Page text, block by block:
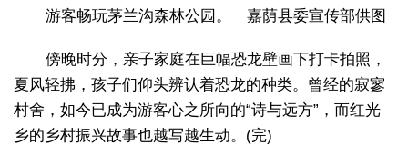
游客畅玩茅兰沟森林公园。 嘉荫县委宣传部供图
傍晚时分，亲子家庭在巨幅恐龙壁画下打卡拍照，
夏风轻拂，孩子们仰头辨认着恐龙的种类。曾经的寂寥
村舍，如今已成为游客心之所向的“诗与远方”，而红光
乡的乡村振兴故事也越写越生动。(完)